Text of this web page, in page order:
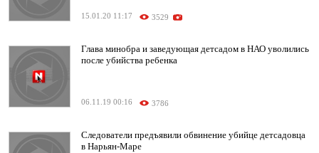
15.01.20 11:17 3529
Глава минобра и заведующая детсадом в НАО уволились
после убийства ребенка
06.11.19 00:16 3786
Следователи предъявили обвинение убийце детсадовца
в Нарьян-Маре